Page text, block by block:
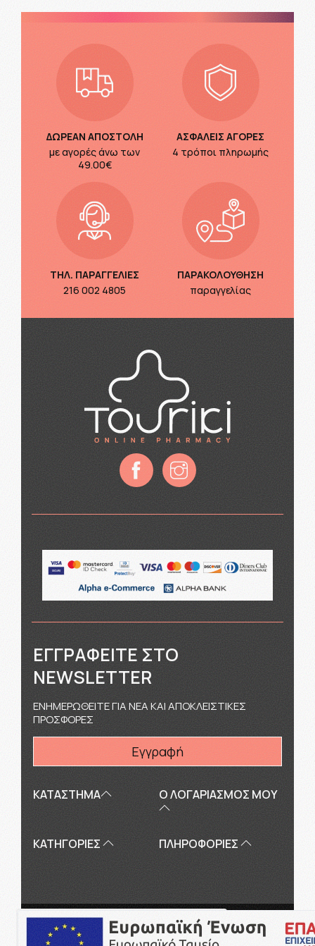
ΔΩΡΕΑΝ ΑΠΟΣΤΟΛΗ
με αγορές άνω των
49.00€
ΑΣΦΑΛΕΙΣ ΑΓΟΡΕΣ
4 τρόποι πληρωμής
ΤΗΛ. ΠΑΡΑΓΓΕΛΙΕΣ
216 002 4805
ΠΑΡΑΚΟΛΟΥΘΗΣΗ
παραγγελίας
ΚΑΤΑΣΤΗΜΑ Ο ΛΟΓΑΡΙΑΣΜΌΣ ΜΟΥ
ΚΑΤΗΓΟΡΙΕΣ ΠΛΗΡΟΦΟΡΊΕΣ
ΕΓΓΡΑΦΕΊΤΕ ΣΤΟ
NEWSLETTER
ΕΝΗΜΕΡΩΘΕΙΤΕ ΓΙΑ ΝΕΑ ΚΑΙ ΑΠΟΚΛΕΙΣΤΙΚΕΣ
ΠΡΟΣΦΟΡΕΣ
Εγγραφή
Copyright © 2026touriki.gr